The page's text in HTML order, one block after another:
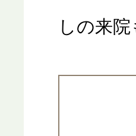
しの来